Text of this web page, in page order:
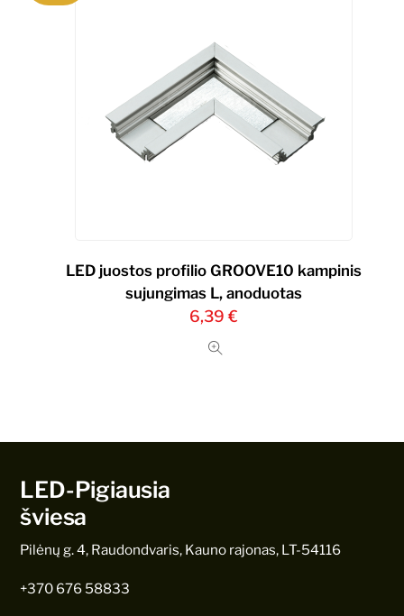
LED juostos profilio GROOVE10 kampinis
sujungimas L, anoduotas
6,39 €
LED-Pigiausia
šviesa
Pilėnų g. 4, Raudondvaris, Kauno rajonas, LT-54116
+370 676 58833